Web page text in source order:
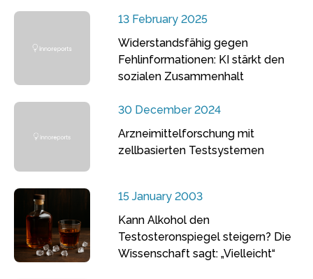
13 February 2025
Widerstandsfähig gegen
Fehlinformationen: KI stärkt den
sozialen Zusammenhalt
30 December 2024
Arzneimittelforschung mit
zellbasierten Testsystemen
15 January 2003
Kann Alkohol den
Testosteronspiegel steigern? Die
Wissenschaft sagt: „Vielleicht“